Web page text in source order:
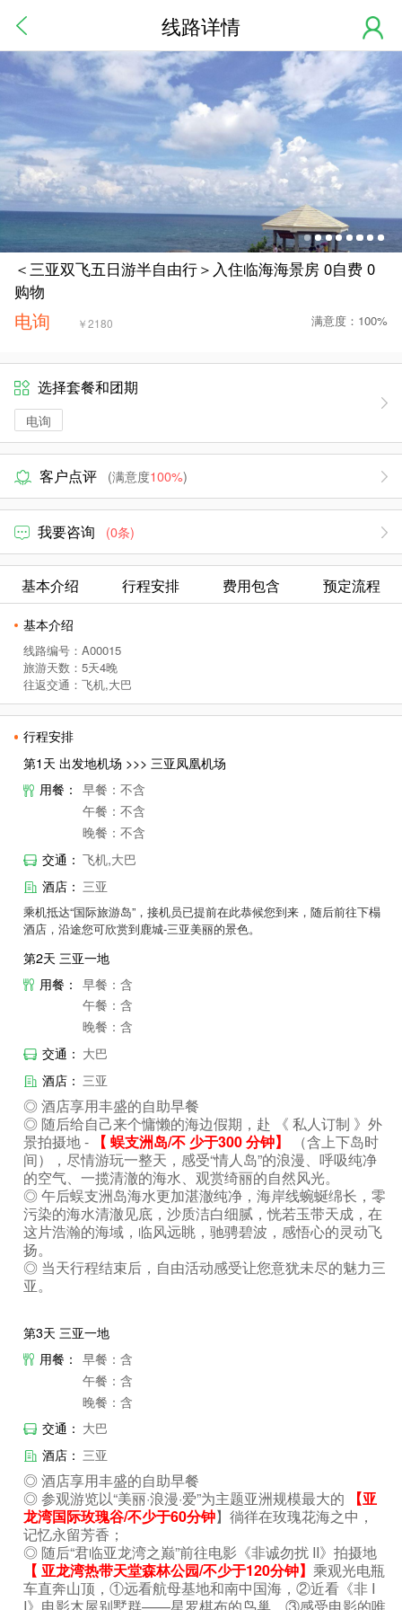
线路详情
＜三亚双飞五日游半自由行＞入住临海海景房 0自费 0
购物
电询 ￥2180 满意度：100%
选择套餐和团期
电询
客户点评 (满意度100%)
我要咨询 (0条)
基本介绍 行程安排 费用包含 预定流程
基本介绍
线路编号：A00015
旅游天数：5天4晚
往返交通：飞机,大巴
行程安排
第1天 出发地机场 >>> 三亚凤凰机场
用餐： 早餐：不含
午餐：不含
晚餐：不含
交通： 飞机,大巴
酒店： 三亚
乘机抵达“国际旅游岛”，接机员已提前在此恭候您到来，随后前往下榻
酒店，沿途您可欣赏到鹿城-三亚美丽的景色。
第2天 三亚一地
用餐： 早餐：含
午餐：含
晚餐：含
交通： 大巴
酒店： 三亚
◎ 酒店享用丰盛的自助早餐
◎ 随后给自己来个慵懒的海边假期，赴 《 私人订制 》外
景拍摄地 - 【 蜈支洲岛/不 少于300 分钟】
（含上下岛时
间），尽情游玩一整天，感受“情人岛”的浪漫、呼吸纯净
的空气、一揽清澈的海水、观赏绮丽的自然风光。
◎ 午后蜈支洲岛海水更加湛澈纯净，海岸线蜿蜒绵长，零
污染的海水清澈见底，沙质洁白细腻，恍若玉带天成，在
这片浩瀚的海域，临风远眺，驰骋碧波，感悟心的灵动飞
扬。
◎ 当天行程结束后，自由活动感受让您意犹未尽的魅力三
亚。
第3天 三亚一地
用餐： 早餐：含
午餐：含
晚餐：含
交通： 大巴
酒店： 三亚
◎ 酒店享用丰盛的自助早餐
◎ 参观游览以“美丽·浪漫·爱”为主题亚洲规模最大的
【亚
龙湾国际玫瑰谷/不少于60分钟】徜徉在玫瑰花海之中，
记忆永留芳香；
◎ 随后“君临亚龙湾之巅”前往电影《非诚勿扰 II》拍摄地
【 亚龙湾热带天堂森林公园/不少于120分钟】乘观光电瓶
车直奔山顶，①远看航母基地和南中国海，②近看《非 I